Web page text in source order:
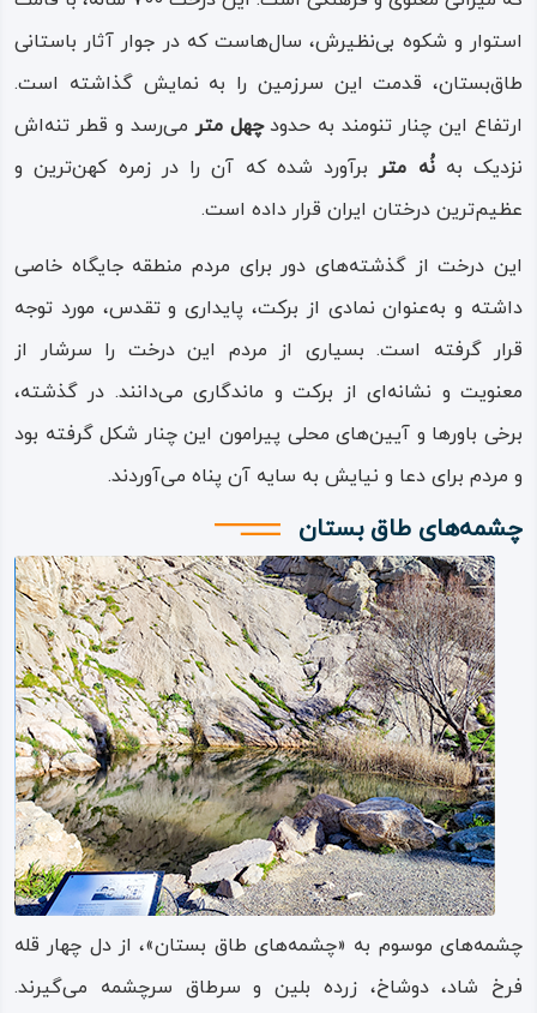
سرنشینان آن در حال نواختن چنگ هستند. تصویر دو گراز که
توسط شاه شکار شده اند نیز در اینجا دیده می شود.
موزه سنگ تاق بستان
در مجموعه تاق‌ بستان و در نزدیکی طاق‌ها، موزه‌ای از سنگ‌ها،
دارد که به موزه سنگ طاق‌ بستان موسوم است.
بیشتر آثار موجود در موزه سنگ، متعلق به سازه‌های پیش از
اسلام از جمله سازه‌های ساسانی است؛ بخشی از آن‌ها از
باقیمانده کاخ‌ها، عمارت‌ها و سازه‌های ویران شده است.
در موزه سنگ طاق‌ بستان بیش از چهل‌ و پنج قطعه سنگ تراش‌
خورده، در اندازه‌ها و اشکال متنوع وجود دارد، که تعدادی از
آن‌ها مربوط به دوره‌های معماری اسلامی و تعدادی نیز به عماری
ساسانی در دوره پیش از اسلام تعلق دارند.
استوار و شکوه بی‌نظیرش، سال‌هاست که در جوار آثار باستانی
طاق‌بستان، قدمت این سرزمین را به نمایش گذاشته است.
ارتفاع این چنار تنومند به حدودچهل مترمی‌رسد و قطر تنه‌اش
نزدیک بهنُه متربرآورد شده که آن را در زمره کهن‌ترین و
عظیم‌ترین درختان ایران قرار داده است.
این درخت از گذشته‌های دور برای مردم منطقه جایگاه خاصی
داشته و به‌عنوان نمادی از برکت، پایداری و تقدس، مورد توجه
قرار گرفته است. بسیاری از مردم این درخت را سرشار از
معنویت و نشانه‌ای از برکت و ماندگاری می‌دانند. در گذشته،
برخی باورها و آیین‌های محلی پیرامون این چنار شکل گرفته بود
و مردم برای دعا و نیایش به سایه آن پناه می‌آوردند.
چشمه‌های طاق‌ بستان
چشمه‌های‌ موسوم به «چشمه‌های طاق‌ بستان»، از دل چهار قله
فرخ‌ شاد، دوشاخ، زرده‌ بلین و سرطاق سرچشمه‌ می‌گیرند.